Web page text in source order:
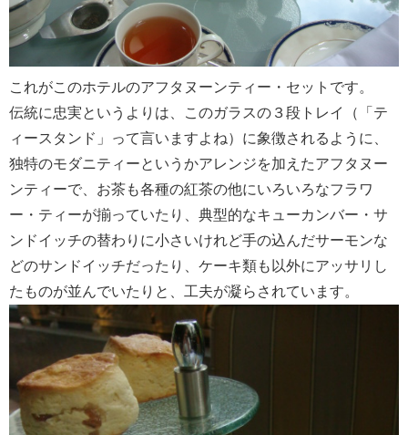
これがこのホテルのアフタヌーンティー・セットです。
伝統に忠実というよりは、このガラスの３段トレイ（「テ
ィースタンド」って言いますよね）に象徴されるように、
独特のモダニティーというかアレンジを加えたアフタヌー
ンティーで、お茶も各種の紅茶の他にいろいろなフラワ
ー・ティーが揃っていたり、典型的なキューカンバー・サ
ンドイッチの替わりに小さいけれど手の込んだサーモンな
どのサンドイッチだったり、ケーキ類も以外にアッサリし
たものが並んでいたりと、工夫が凝らされています。